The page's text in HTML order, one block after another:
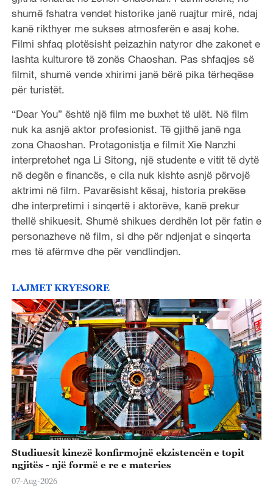
shumë fshatra vendet historike janë ruajtur mirë, ndaj
kanë rikthyer me sukses atmosferën e asaj kohe.
Filmi shfaq plotësisht peizazhin natyror dhe zakonet e
lashta kulturore të zonës Chaoshan. Pas shfaqjes së
filmit, shumë vende xhirimi janë bërë pika tërheqëse
për turistët.
“Dear You” është një film me buxhet të ulët. Në film
nuk ka asnjë aktor profesionist. Të gjithë janë nga
zona Chaoshan. Protagonistja e filmit Xie Nanzhi
interpretohet nga Li Sitong, një studente e vitit të dytë
në degën e financës, e cila nuk kishte asnjë përvojë
aktrimi në film. Pavarësisht kësaj, historia prekëse
dhe interpretimi i sinqertë i aktorëve, kanë prekur
thellë shikuesit. Shumë shikues derdhën lot për fatin e
personazheve në film, si dhe për ndjenjat e sinqerta
mes të afërmve dhe për vendlindjen.
LAJMET KRYESORE
Studiuesit kinezë konfirmojnë ekzistencën e topit
ngjitës - një formë e re e materies
07-Aug-2026